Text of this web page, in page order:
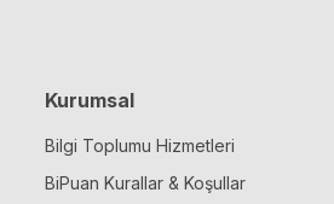
Kurumsal
Bilgi Toplumu Hizmetleri
BiPuan Kurallar & Koşullar